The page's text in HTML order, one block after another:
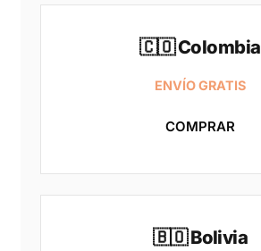
🇨🇴 Colombia
ENVÍO GRATIS
COMPRAR
🇧🇴 Bolivia